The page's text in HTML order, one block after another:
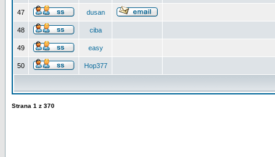
47 dusan
48 ciba
49 easy
50 Hop377
Strana 1 z 370